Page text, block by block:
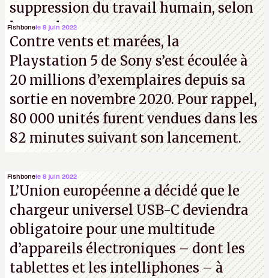
suppression du travail humain, selon
les analystes.
Fishbonele 8 juin 2022
Contre vents et marées, la
Playstation 5 de Sony s’est écoulée à
20 millions d’exemplaires depuis sa
sortie en novembre 2020. Pour rappel,
80 000 unités furent vendues dans les
82 minutes suivant son lancement.
Fishbonele 8 juin 2022
L’Union européenne a décidé que le
chargeur universel USB-C deviendra
obligatoire pour une multitude
d’appareils électroniques – dont les
tablettes et les intelliphones – à